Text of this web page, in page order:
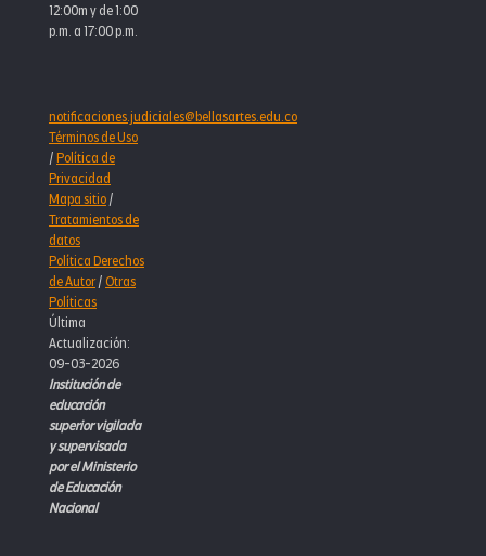
12:00m y de 1:00
p.m. a 17:00 p.m.
notificaciones.judiciales@bellasartes.edu.co
Términos de Uso
/Política de
Privacidad
Mapa sitio/
Tratamientos de
datos
Política Derechos
de Autor/Otras
Políticas
Última
Actualización:
09-03-2026
Institución de
educación
superior vigilada
y supervisada
por el Ministerio
de Educación
Nacional